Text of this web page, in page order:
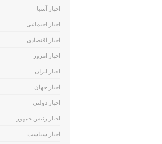
اخبار آسیا
اخبار اجتماعی
اخبار اقتصادی
اخبار امروز
اخبار ایران
اخبار جهان
اخبار دولتی
اخبار رئیس جمهور
اخبار سیاست